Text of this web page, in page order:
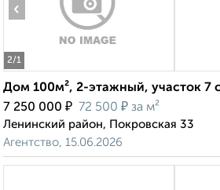
2/1
‹
Дом 100м², 2-этажный, участок 7
7 250 000 ₽ 72 500 ₽ за м²
Ленинский район, Покровская 33
Агентство, 15.06.2026